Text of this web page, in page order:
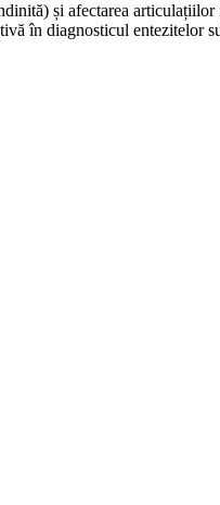
și afectarea articulațiilor
în diagnosticul entezitelor